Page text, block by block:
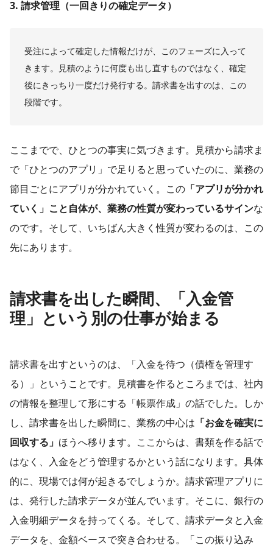
3. 請求管理（一回きりの確定データ）
受注によって確定した情報だけが、このフェーズに入って
きます。見積のように何度も出し直すものではなく、確定
後にきっちり一度だけ発行する。請求書を出すのは、この
段階です。
ここまでで、ひとつの事実に気づきます。見積から請求ま
で「ひとつのアプリ」で足りると思っていたのに、業務の
節目ごとにアプリが分かれていく。この 「アプリが分かれ
ていく」こと自体が、業務の性質が変わっているサインな
のです。そして、いちばん大きく性質が変わるのは、この
先にあります。
請求書を出した瞬間、「入金管
理」という別の仕事が始まる
請求書を出すというのは、「入金を待つ（債権を管理す
る）」ということです。見積書を作るところまでは、社内
の情報を整理して形にする「帳票作成」の話でした。しか
し、請求書を出した瞬間に、業務の中心は 「お金を確実に
回収する」 ほうへ移ります。ここからは、書類を作る話で
はなく、入金をどう管理するかという話になります。具体
的に、現場では何が起きるでしょうか。請求管理アプリに
は、発行した請求データが並んでいます。そこに、銀行の
入金明細データを持ってくる。そして、請求データと入金
データを、金額ベースで突き合わせる。「この振り込み